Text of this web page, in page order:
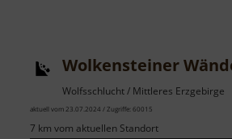
Wolkensteiner
Wolfsschlucht / Mittleres Erzgebirge
aktuell vom 23.07.2024 / Zugriffe: 60015
7 km vom aktuellen Standort